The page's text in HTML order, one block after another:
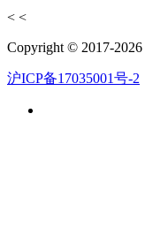
< <
Copyright © 2017-2026
沪ICP备17035001号-2